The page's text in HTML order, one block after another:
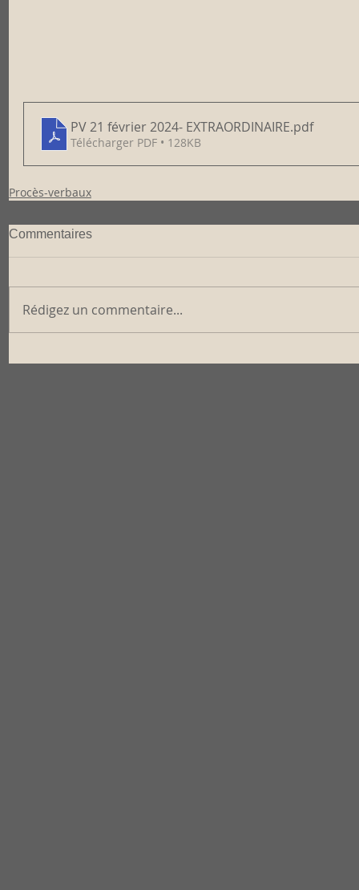
PV 21 février 2024- EXTRAORDINAIRE.pdf
Télécharger PDF • 128KB
Procès-verbaux
Commentaires
Rédigez un commentaire...